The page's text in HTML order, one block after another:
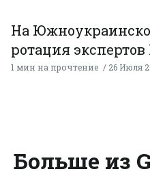
На
ротация
1 мин на прочтение 26 Июля
Больше из